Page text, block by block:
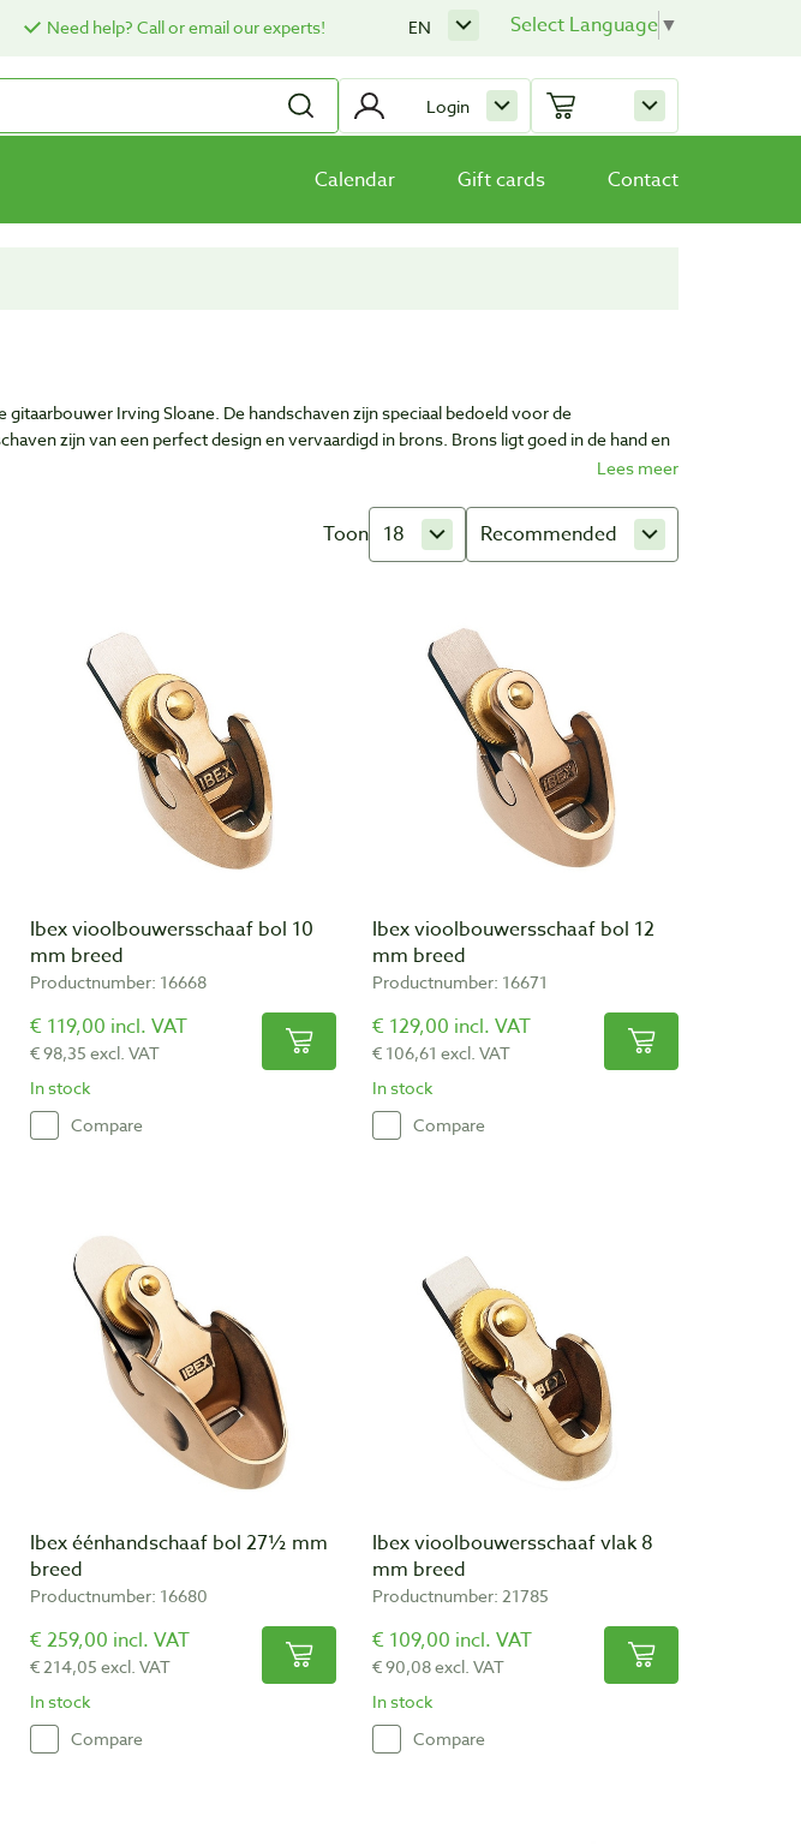
Need help? Call or email our experts! Select Language▼
EN
Login
Calendar Gift cards Contact
Irving Sloane. De handschaven zijn speciaal bedoeld voor de
zijn van een perfect design en vervaardigd in brons. Brons ligt goed in de hand en
met deze schaven toeneemt.
Toon 18 Recommended
Ibex vioolbouwersschaaf bol 10
mm breed
Productnumber: 16668
€ 119,00 incl. VAT
€ 98,35 excl. VAT
In stock
Compare
Ibex vioolbouwersschaaf bol 12
mm breed
Productnumber: 16671
€ 129,00 incl. VAT
€ 106,61 excl. VAT
In stock
Compare
Ibex éénhandschaaf bol 27½ mm
breed
Productnumber: 16680
€ 259,00 incl. VAT
€ 214,05 excl. VAT
In stock
Compare
Ibex vioolbouwersschaaf vlak 8
mm breed
Productnumber: 21785
€ 109,00 incl. VAT
€ 90,08 excl. VAT
In stock
Compare